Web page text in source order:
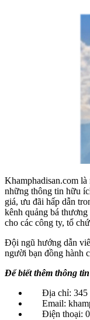
Khamphadisan.com
những thông tin hữu
giá, ưu đãi hấp dẫn
kênh quảng bá
cho các công ty, tổ
Đội ngũ hướng dẫn
người bạn đồng hành
Để biết thêm thông
Địa chỉ: 345
Email:
Điện thoại: